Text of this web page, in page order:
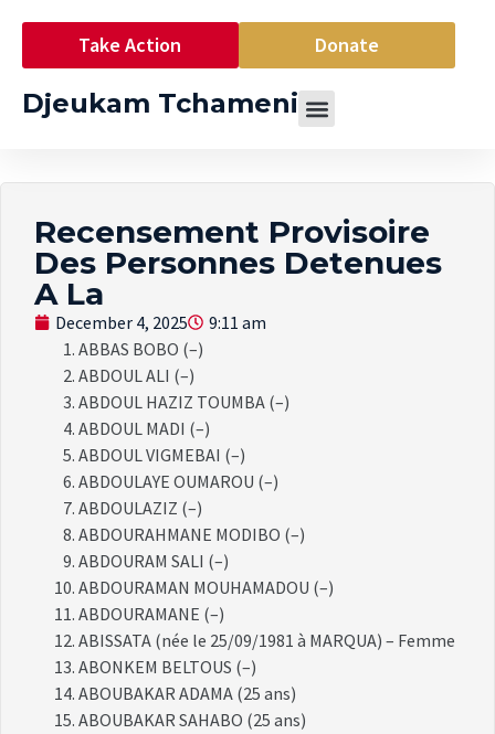
Djeukam Tchameni
Take Action Donate
Recensement Provisoire
Des Personnes Detenues
A La
December 4, 2025
9:11 am
ABBAS BOBO (–)
ABDOUL ALI (–)
ABDOUL HAZIZ TOUMBA (–)
ABDOUL MADI (–)
ABDOUL VIGMEBAI (–)
ABDOULAYE OUMAROU (–)
ABDOULAZIZ (–)
ABDOURAHMANE MODIBO (–)
ABDOURAM SALI (–)
ABDOURAMAN MOUHAMADOU (–)
ABDOURAMANE (–)
ABISSATA (née le 25/09/1981 à MARQUA) – Femme
ABONKEM BELTOUS (–)
ABOUBAKAR ADAMA (25 ans)
ABOUBAKAR SAHABO (25 ans)